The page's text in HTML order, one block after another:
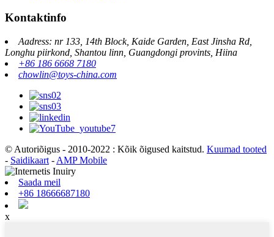
Kontaktinfo
Aadress: nr 133, 14th Block, Kaide Garden, East Jinsha Rd,
Longhu piirkond, Shantou linn, Guangdongi provints, Hiina
+86 186 6668 7180
chowlin@toys-china.com
© Autoriõigus - 2010-2022 : Kõik õigused kaitstud. Kuumad tooted
- Saidikaart - AMP Mobile
Saada meil
+86 18666687180
x